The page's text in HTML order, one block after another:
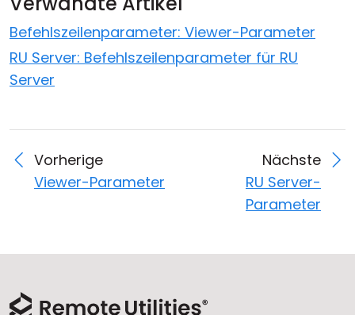
Befehlszeilenparameter: Viewer-Parameter
RU Server: Befehlszeilenparameter für RU
Server
Vorherige
Viewer-Parameter
Nächste
RU Server-
Parameter